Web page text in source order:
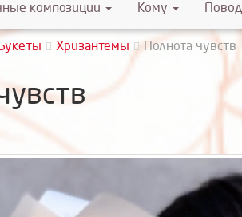
композиции Кому Повод
Букеты Хризантемы Полнота чувств